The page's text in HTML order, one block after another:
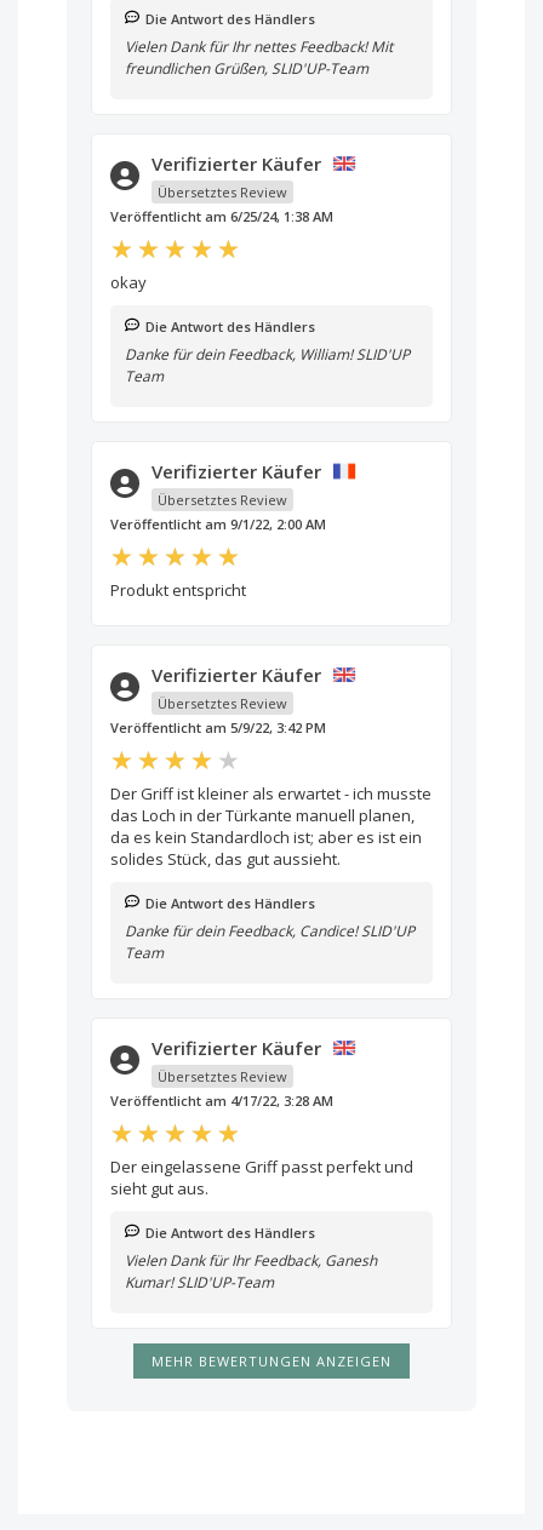
Die Antwort des Händlers
Vielen Dank für Ihr nettes Feedback! Mit
freundlichen Grüßen, SLID'UP-Team
Verifizierter Käufer
Übersetztes Review
Veröffentlicht am 6/25/24, 1:38 AM
okay
Die Antwort des Händlers
Danke für dein Feedback, William! SLID'UP
Team
Verifizierter Käufer
Übersetztes Review
Veröffentlicht am 9/1/22, 2:00 AM
Produkt entspricht
Verifizierter Käufer
Übersetztes Review
Veröffentlicht am 5/9/22, 3:42 PM
Der Griff ist kleiner als erwartet - ich musste
das Loch in der Türkante manuell planen,
da es kein Standardloch ist; aber es ist ein
solides Stück, das gut aussieht.
Die Antwort des Händlers
Danke für dein Feedback, Candice! SLID'UP
Team
Verifizierter Käufer
Übersetztes Review
Veröffentlicht am 4/17/22, 3:28 AM
Der eingelassene Griff passt perfekt und
sieht gut aus.
Die Antwort des Händlers
Vielen Dank für Ihr Feedback, Ganesh
Kumar! SLID'UP-Team
MEHR BEWERTUNGEN ANZEIGEN